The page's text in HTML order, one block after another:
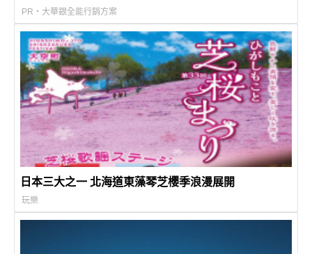
PR・大華銀全能行銷方案
日本三大之一 北海道東藻琴芝櫻季浪漫展開
玩樂